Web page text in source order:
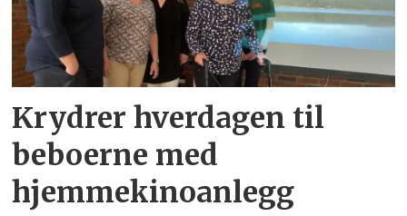
Krydrer hverdagen til
beboerne med
hjemmekinoanlegg